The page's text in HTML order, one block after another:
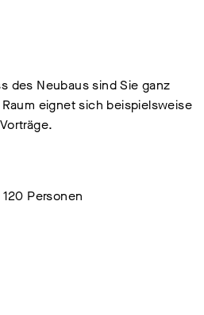
des Neubaus sind Sie ganz
eignet sich beispielsweise
Personen